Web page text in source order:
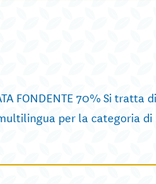
FONDENTE 70% Si
per la categoria di